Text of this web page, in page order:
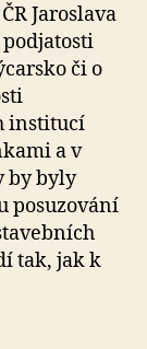
Jaroslava
či o
institucí
a v
by byly
posuzování
tak, jak k